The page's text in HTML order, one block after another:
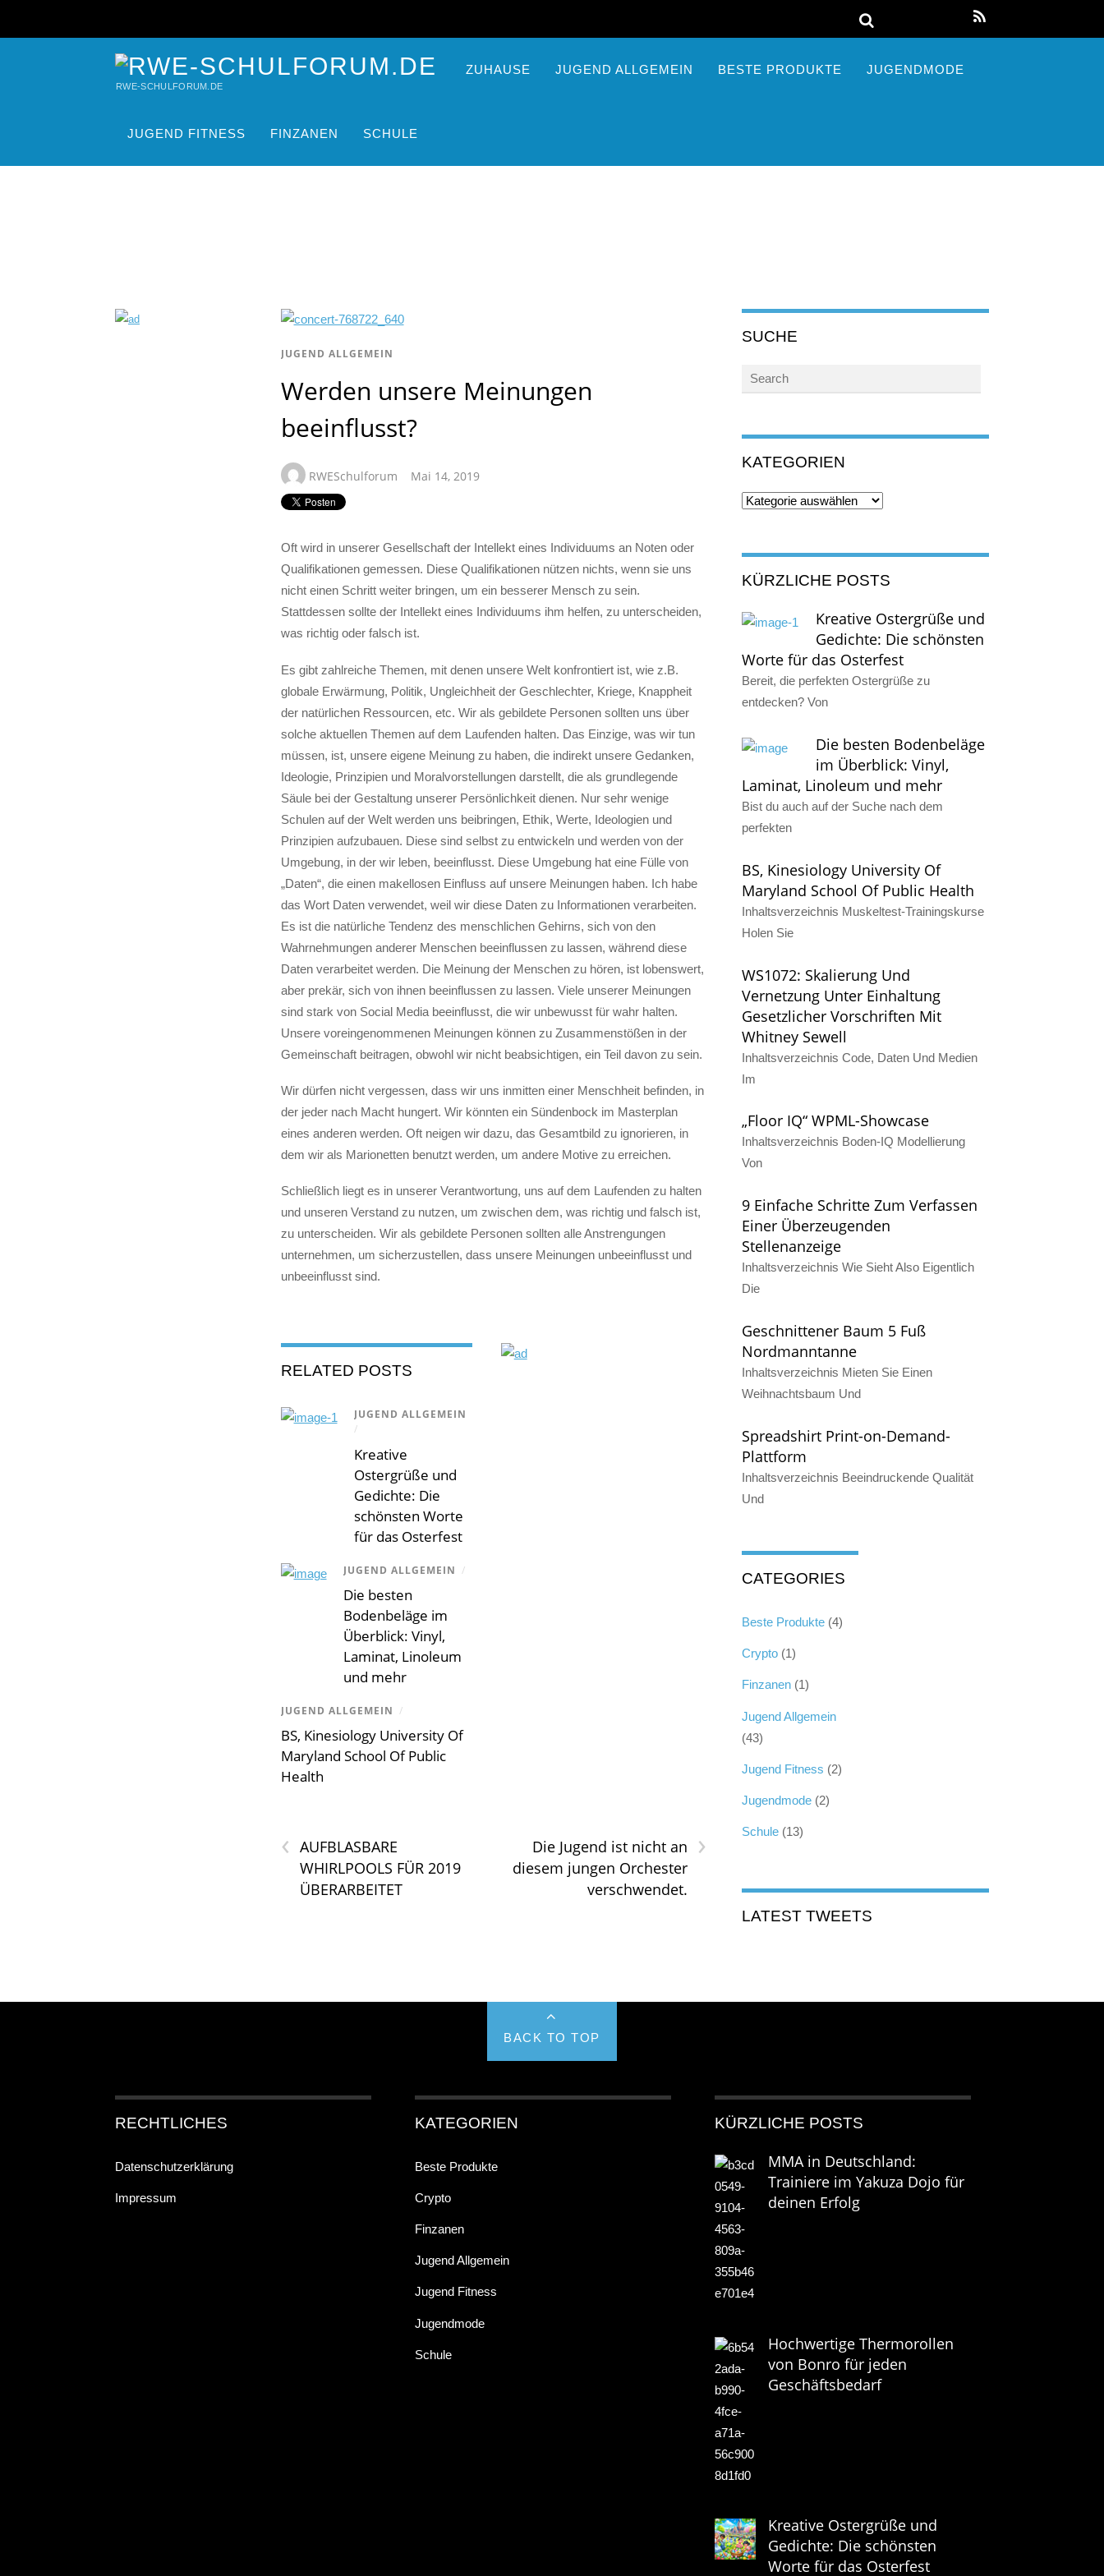
RWE-SCHULFORUM.DE
ZUHAUSE JUGEND ALLGEMEIN BESTE PRODUKTE JUGENDMODE
JUGEND FITNESS FINZANEN SCHULE
JUGEND ALLGEMEIN
Werden unsere Meinungen
beeinflusst?
RWESchulforum Mai 14, 2019
Oft wird in unserer Gesellschaft der Intellekt eines Individuums an Noten oder
Qualifikationen gemessen. Diese Qualifikationen nützen nichts, wenn sie uns
nicht einen Schritt weiter bringen, um ein besserer Mensch zu sein.
Stattdessen sollte der Intellekt eines Individuums ihm helfen, zu unterscheiden,
was richtig oder falsch ist.
Es gibt zahlreiche Themen, mit denen unsere Welt konfrontiert ist, wie z.B.
globale Erwärmung, Politik, Ungleichheit der Geschlechter, Kriege, Knappheit
der natürlichen Ressourcen, etc. Wir als gebildete Personen sollten uns über
solche aktuellen Themen auf dem Laufenden halten. Das Einzige, was wir tun
müssen, ist, unsere eigene Meinung zu haben, die indirekt unsere Gedanken,
Ideologie, Prinzipien und Moralvorstellungen darstellt, die als grundlegende
Säule bei der Gestaltung unserer Persönlichkeit dienen. Nur sehr wenige
Schulen auf der Welt werden uns beibringen, Ethik, Werte, Ideologien und
Prinzipien aufzubauen. Diese sind selbst zu entwickeln und werden von der
Umgebung, in der wir leben, beeinflusst. Diese Umgebung hat eine Fülle von
„Daten“, die einen makellosen Einfluss auf unsere Meinungen haben. Ich habe
das Wort Daten verwendet, weil wir diese Daten zu Informationen verarbeiten.
Es ist die natürliche Tendenz des menschlichen Gehirns, sich von den
Wahrnehmungen anderer Menschen beeinflussen zu lassen, während diese
Daten verarbeitet werden. Die Meinung der Menschen zu hören, ist lobenswert,
aber prekär, sich von ihnen beeinflussen zu lassen. Viele unserer Meinungen
sind stark von Social Media beeinflusst, die wir unbewusst für wahr halten.
Unsere voreingenommenen Meinungen können zu Zusammenstößen in der
Gemeinschaft beitragen, obwohl wir nicht beabsichtigen, ein Teil davon zu sein.
Wir dürfen nicht vergessen, dass wir uns inmitten einer Menschheit befinden, in
der jeder nach Macht hungert. Wir könnten ein Sündenbock im Masterplan
eines anderen werden. Oft neigen wir dazu, das Gesamtbild zu ignorieren, in
dem wir als Marionetten benutzt werden, um andere Motive zu erreichen.
Schließlich liegt es in unserer Verantwortung, uns auf dem Laufenden zu halten
und unseren Verstand zu nutzen, um zwischen dem, was richtig und falsch ist,
zu unterscheiden. Wir als gebildete Personen sollten alle Anstrengungen
unternehmen, um sicherzustellen, dass unsere Meinungen unbeeinflusst und
unbeeinflusst sind.
RELATED POSTS
JUGEND ALLGEMEIN
/
Kreative
Ostergrüße und
Gedichte: Die
schönsten Worte
für das Osterfest
JUGEND ALLGEMEIN /
Die besten
Bodenbeläge im
Überblick: Vinyl,
Laminat, Linoleum
und mehr
JUGEND ALLGEMEIN /
BS, Kinesiology University Of
Maryland School Of Public
Health
‹ AUFBLASBARE
WHIRLPOOLS FÜR 2019
ÜBERARBEITET
›
Die Jugend ist nicht an
diesem jungen Orchester
verschwendet.
SUCHE
KATEGORIEN
Kategorien
KÜRZLICHE POSTS
Kreative Ostergrüße und
Gedichte: Die schönsten
Worte für das Osterfest
Bereit, die perfekten Ostergrüße zu
entdecken? Von
Die besten Bodenbeläge
im Überblick: Vinyl,
Laminat, Linoleum und mehr
Bist du auch auf der Suche nach dem
perfekten
BS, Kinesiology University Of
Maryland School Of Public Health
Inhaltsverzeichnis Muskeltest-Trainingskurse
Holen Sie
WS1072: Skalierung Und
Vernetzung Unter Einhaltung
Gesetzlicher Vorschriften Mit
Whitney Sewell
Inhaltsverzeichnis Code, Daten Und Medien
Im
„Floor IQ“ WPML-Showcase
Inhaltsverzeichnis Boden-IQ Modellierung
Von
9 Einfache Schritte Zum Verfassen
Einer Überzeugenden
Stellenanzeige
Inhaltsverzeichnis Wie Sieht Also Eigentlich
Die
Geschnittener Baum 5 Fuß
Nordmanntanne
Inhaltsverzeichnis Mieten Sie Einen
Weihnachtsbaum Und
Spreadshirt Print-on-Demand-
Plattform
Inhaltsverzeichnis Beeindruckende Qualität
Und
CATEGORIES
Beste Produkte (4)
Crypto (1)
Finzanen (1)
Jugend Allgemein
(43)
Jugend Fitness (2)
Jugendmode (2)
Schule (13)
LATEST TWEETS
BACK TO TOP
RECHTLICHES
Datenschutzerklärung
Impressum
KATEGORIEN
Beste Produkte
Crypto
Finzanen
Jugend Allgemein
Jugend Fitness
Jugendmode
Schule
KÜRZLICHE POSTS
MMA in Deutschland:
Trainiere im Yakuza Dojo für
deinen Erfolg
Hochwertige Thermorollen
von Bonro für jeden
Geschäftsbedarf
Kreative Ostergrüße und
Gedichte: Die schönsten
Worte für das Osterfest